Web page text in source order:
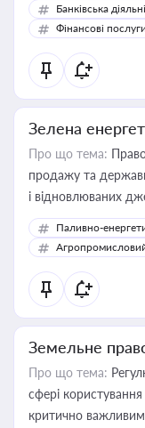
Банківська
Фінансові послуги
Зелена
Про що тема:
продажу та
і відновлюваних
Паливно-
Земельне
Про що тема:
сфері
критично важливим